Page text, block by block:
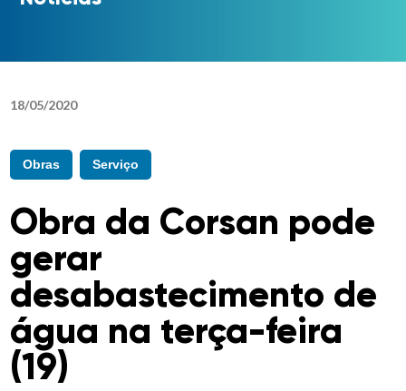
18/05/2020
Obras Serviço
Obra da Corsan pode
gerar
desabastecimento de
água na terça-feira
(19)